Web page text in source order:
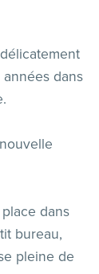
dans
dans
bureau,
pleine de